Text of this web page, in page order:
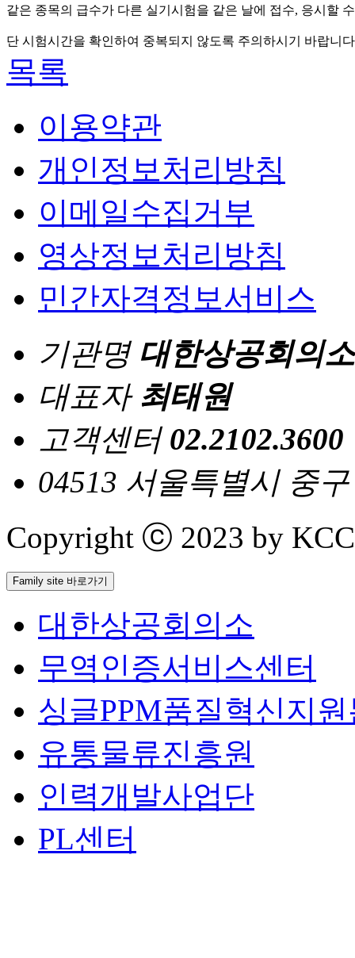
같은 종목의 급수가 다른 실기시험을 같은 날에 접수, 응시할
단 시험시간을 확인하여 중복되지 않도록 주의하시기 바랍니
목록
이용약관
개인정보처리방침
이메일수집거부
영상정보처리방침
민간자격정보서비스
기관명 대한상공회의소
대표자 최태원
고객센터 02.2102.3600
04513 서울특별시 중
Copyright ⓒ 2023 by
Family site 바로가기
대한상공회의소
무역인증서비스센터
싱글PPM품질혁신지
유통물류진흥원
인력개발사업단
PL센터